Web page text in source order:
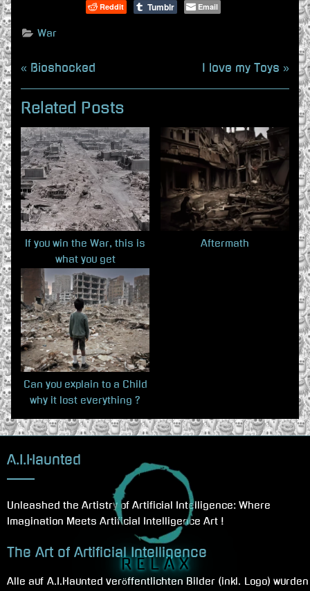
R E L A X
Reddit
Tumblr Email
War
Beitragsnavigation
P
r
e
v
i
o
u
s
P
o
Bioshocked
N
e
t
P
o
s
t
:
I love my Toys
Related Posts
If you win the War, this is
what you get
Aftermath
Can you explain to a Child
why it lost everything ?
A.I.Haunted
Unleashed the Artistry of Artificial Intelligence: Where
Imagination Meets Artificial Intelligence Art !
The Art of Artificial Intelligence
Alle auf A.I.Haunted veröffentlichten Bilder (inkl. Logo) wurden